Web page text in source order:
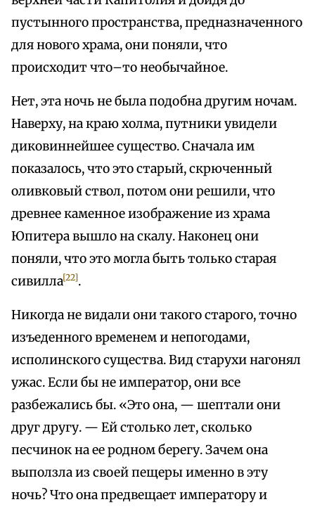
пустынного пространства, предназначенного
для нового храма, они поняли, что
происходит что–то необычайное.
Нет, эта ночь не была подобна другим ночам.
Наверху, на краю холма, путники увидели
диковиннейшее существо. Сначала им
показалось, что это старый, скрюченный
оливковый ствол, потом они решили, что
древнее каменное изображение из храма
Юпитера вышло на скалу. Наконец они
поняли, что это могла быть только старая
сивилла[22].
Никогда не видали они такого старого, точно
изъеденного временем и непогодами,
исполинского существа. Вид старухи нагонял
ужас. Если бы не император, они все
разбежались бы. «Это она, — шептали они
друг другу. — Ей столько лет, сколько
песчинок на ее родном берегу. Зачем она
выползла из своей пещеры именно в эту
ночь? Что она предвещает императору и